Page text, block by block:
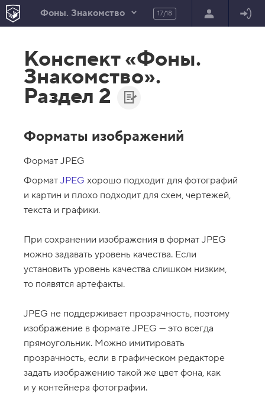
Фоны. Знакомство 17/18
р
н
у
т
ь
с
с
и
о
з
а
д
н
и
й
.
в
о
й
с
в
о
a
Конспект «Фоны.
Знакомство».
Раздел 2
Форматы изображений
Формат JPEG
Формат JPEG хорошо подходит для фотографий
и картин и плохо подходит для схем, чертежей,
текста и графики.
При сохранении изображения в формат JPEG
можно задавать уровень качества. Если
установить уровень качества слишком низким,
то появятся артефакты.
JPEG не поддерживает прозрачность, поэтому
изображение в формате JPEG — это всегда
прямоугольник. Можно имитировать
прозрачность, если в графическом редакторе
задать изображению такой же цвет фона, как
и у контейнера фотографии.